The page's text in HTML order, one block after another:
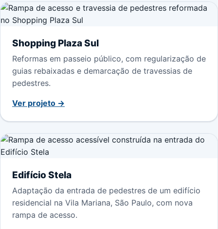
Shopping Plaza Sul
Reformas em passeio público, com regularização de
guias rebaixadas e demarcação de travessias de
pedestres.
Ver projeto →
Edifício Stela
Adaptação da entrada de pedestres de um edifício
residencial na Vila Mariana, São Paulo, com nova
rampa de acesso.